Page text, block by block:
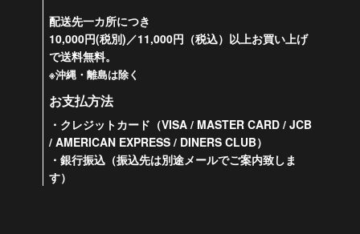
配送先一カ所につき
10,000円(税別)／11,000円（税込）以上お買い上げ
で送料無料。
※沖縄・離島は除く
お支払方法
・クレジットカード（VISA / MASTER CARD / JCB
/ AMERICAN EXPRESS / DINERS CLUB）
・銀行振込（振込先は別途メールでご案内致しま
す）